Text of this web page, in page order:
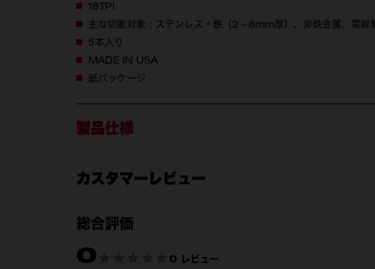
18TPI
主な切断対象：ステンレス・鉄（2～8mm厚）、非鉄金属、電線
5本入り
MADE IN USA
紙パッケージ
製品仕様
製品仕様
カスタマーレビュー
総合評価
0 0 レビュー